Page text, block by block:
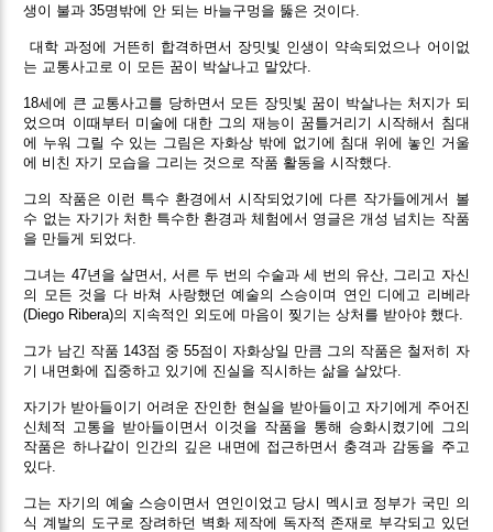
생이 불과 35명밖에 안 되는 바늘구멍을 뚫은 것이다.
대학 과정에 거뜬히 합격하면서 장밋빛 인생이 약속되었으나 어이없
는 교통사고로 이 모든 꿈이 박살나고 말았다.
18세에 큰 교통사고를 당하면서 모든 장밋빛 꿈이 박살나는 처지가 되
었으며 이때부터 미술에 대한 그의 재능이 꿈틀거리기 시작해서 침대
에 누워 그릴 수 있는 그림은 자화상 밖에 없기에 침대 위에 놓인 거울
에 비친 자기 모습을 그리는 것으로 작품 활동을 시작했다.
그의 작품은 이런 특수 환경에서 시작되었기에 다른 작가들에게서 볼
수 없는 자기가 처한 특수한 환경과 체험에서 영글은 개성 넘치는 작품
을 만들게 되었다.
그녀는 47년을 살면서, 서른 두 번의 수술과 세 번의 유산, 그리고 자신
의 모든 것을 다 바쳐 사랑했던 예술의 스승이며 연인 디에고 리베라
(Diego Ribera)의 지속적인 외도에 마음이 찢기는 상처를 받아야 했다.
그가 남긴 작품 143점 중 55점이 자화상일 만큼 그의 작품은 철저히 자
기 내면화에 집중하고 있기에 진실을 직시하는 삶을 살았다.
자기가 받아들이기 어려운 잔인한 현실을 받아들이고 자기에게 주어진
신체적 고통을 받아들이면서 이것을 작품을 통해 승화시켰기에 그의
작품은 하나같이 인간의 깊은 내면에 접근하면서 충격과 감동을 주고
있다.
그는 자기의 예술 스승이면서 연인이었고 당시 멕시코 정부가 국민 의
식 계발의 도구로 장려하던 벽화 제작에 독자적 존재로 부각되고 있던